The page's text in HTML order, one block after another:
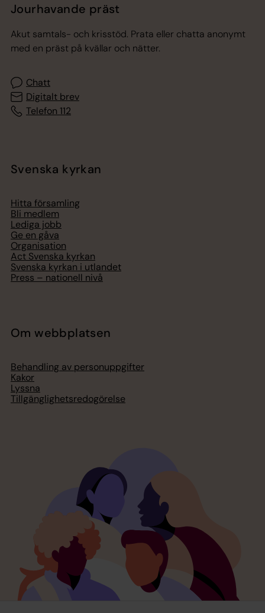
Jourhavande präst
Akut samtals- och krisstöd. Prata eller chatta anonymt
med en präst på kvällar och nätter.
Chatt
Digitalt brev
Telefon 112
Svenska kyrkan
Hitta församling
Bli medlem
Lediga jobb
Ge en gåva
Organisation
Act Svenska kyrkan
Svenska kyrkan i utlandet
Press – nationell nivå
Om webbplatsen
Behandling av personuppgifter
Kakor
Lyssna
Tillgänglighetsredogörelse